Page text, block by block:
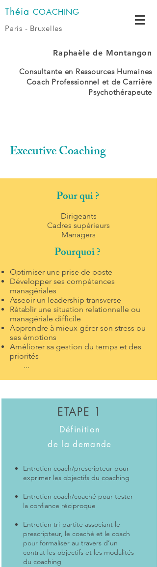
Théia COACHING
Paris - Bruxelles
Raphaèle de Montangon
Consultante en Ressources Humaines
Coach Professionnel et de Carrière
Psychothérapeute
Executive Coaching
Pour qui ?
Dirigeants
Cadres supérieurs
Managers
Pourquoi ?
Optimiser une prise de poste
Développer ses compétences
managériales
Asseoir un leadership transverse
Rétablir une situation relationnelle ou
managériale difficile
Apprendre à mieux gérer son stress ou
ses émotions
Améliorer sa gestion du temps et des
priorités
...
ETAPE 1
Définition
de la demande
Entretien coach/prescripteur pour
exprimer les objectifs du coaching
Entretien coach/coaché pour tester
la confiance réciproque
Entretien tri-partite associant le
prescripteur, le coaché et le coach
pour formaliser au travers d’un
contrat les objectifs et les modalités
du coaching